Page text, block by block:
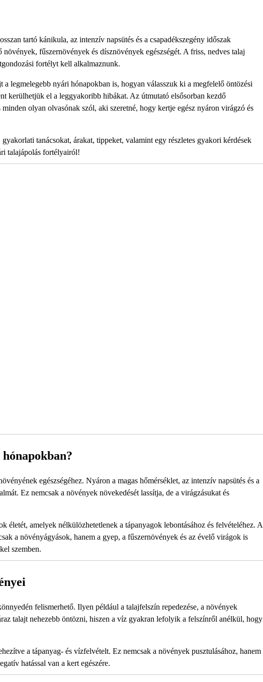
tartó kánikula, az intenzív napsütés és a csapadékszegény időszak
fűszernövények és dísznövények egészségét. A friss, nedves talaj
fortélyt kell alkalmaznunk.
legmelegebb nyári hónapokban is, hogyan válasszuk ki a megfelelő öntözési
kerülhetjük el a leggyakoribb hibákat. Az útmutató elsősorban kezdő
olyan olvasónak szól, aki szeretné, hogy kertje egész nyáron virágzó és
tanácsokat, árakat, tippeket, valamint egy részletes gyakori kérdések
talajápolás fortélyairól!
egészségéhez. Nyáron a magas hőmérséklet, az intenzív napsütés és a
Ez nemcsak a növények növekedését lassítja, de a virágzásukat és
életét, amelyek nélkülözhetetlenek a tápanyagok lebontásához és felvételéhez. A
a növényágyások, hanem a gyep, a fűszernövények és az évelő virágok is
szemben.
felismerhető. Ilyen például a talajfelszín repedezése, a növények
talajt nehezebb öntözni, hiszen a víz gyakran lefolyik a felszínről anélkül, hogy
a tápanyag- és vízfelvételt. Ez nemcsak a növények pusztulásához, hanem
hatással van a kert egészére.